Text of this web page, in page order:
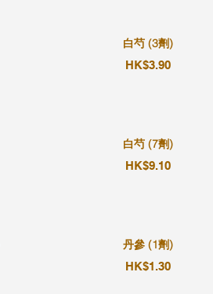
白芍 (3劑)
HK$3.90
白芍 (7劑)
HK$9.10
丹參 (1劑)
HK$1.30